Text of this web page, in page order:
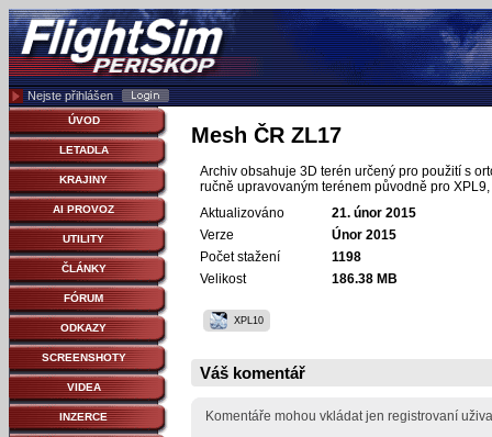
Nejste přihlášen
ÚVOD
LETADLA
KRAJINY
AI PROVOZ
UTILITY
ČLÁNKY
FÓRUM
ODKAZY
SCREENSHOTY
VIDEA
INZERCE
Mesh ČR ZL17
Archiv obsahuje 3D terén určený pro použití s
ručně upravovaným terénem původně pro
Aktualizováno
21. únor 2015
Verze
Únor 2015
Počet stažení
1198
Velikost
186.38 MB
XPL10
Váš komentář
Komentáře mohou vkládat jen registrovaní